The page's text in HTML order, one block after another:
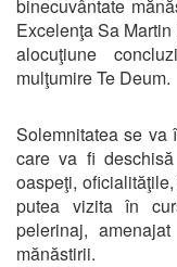
binecuvântate
Excelenţa Sa
alocuţiune
mulţumire Te Deum.
Solemnitatea se va
care va fi
oaspeţi,
putea vizita în
pelerinaj,
mănăstirii.